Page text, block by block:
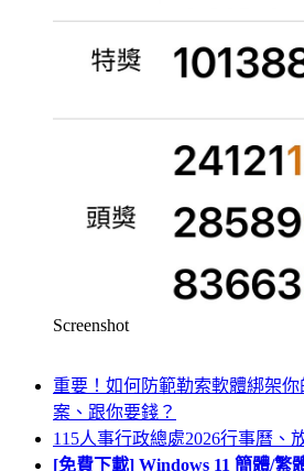
Screenshot
重要！如何防範勒索軟體綁架
案、跟你要錢？
115人事行政總處2026行事曆、
[免費下載] Windows 11 簡體/繁